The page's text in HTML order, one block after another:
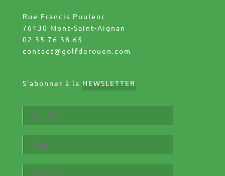
Rue Francis Poulenc
76130 Mont-Saint-Aignan
02 35 76 38 65
contact@golfderouen.com
S'abonner à la NEWSLETTER